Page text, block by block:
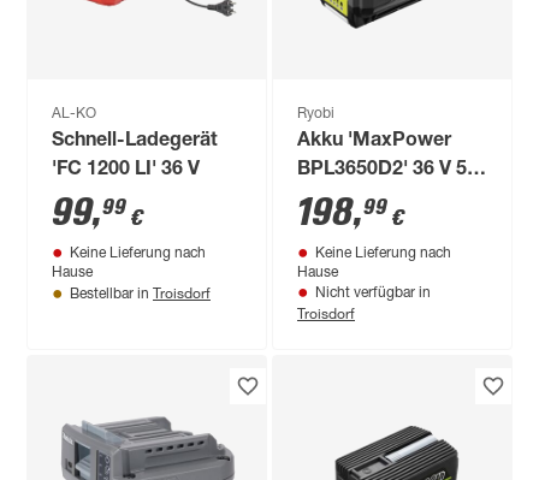
AL-KO
Schnell-Ladegerät
'FC 1200 LI' 36 V
99,99 €
Keine Lieferung nach
Hause
Bestellbar in Troisdorf
Ryobi
Akku 'MaxPower
BPL3650D2' 36 V 5,0
Ah
198,99 €
Keine Lieferung nach
Hause
Nicht verfügbar in
Troisdorf